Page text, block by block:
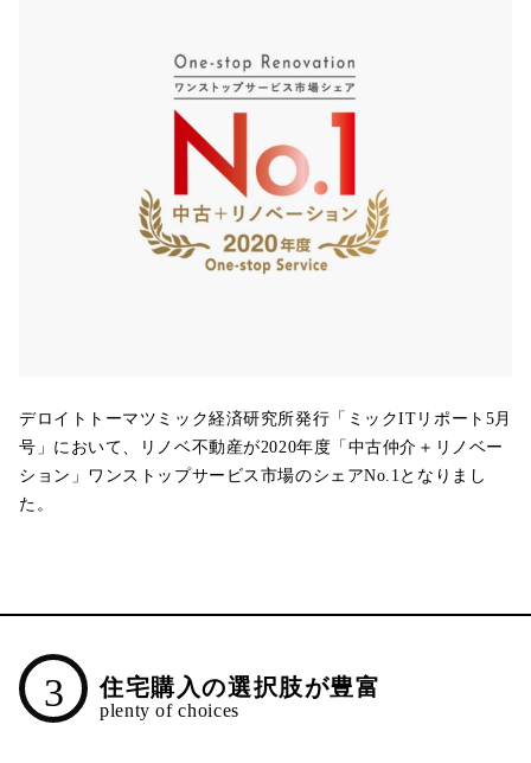
デロイトトーマツミック経済研究所発行「ミックITリポート5月
号」において、リノベ不動産が2020年度「中古仲介＋リノベー
ション」ワンストップサービス市場のシェアNo.1となりまし
た。
3 住宅購入の選択肢が豊富